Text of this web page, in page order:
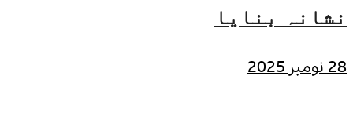
نشانہ بنایا
28 نومبر 2025